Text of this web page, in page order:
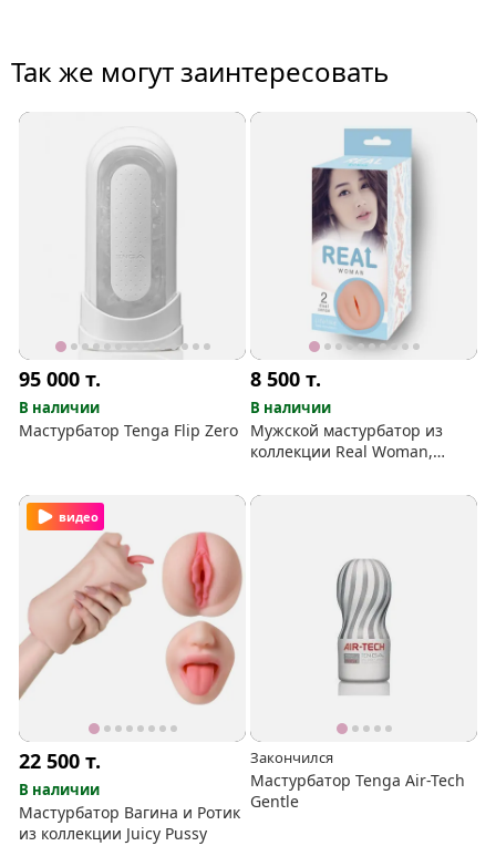
Так же могут заинтересовать
95 000т.
В наличии
Мастурбатор Tenga Flip Zero
8 500т.
В наличии
Мужской мастурбатор из
коллекции Real Woman,
видео
22 500т.
В наличии
Мастурбатор Вагина и Ротик
из коллекции Juicy Pussy
Закончился
Мастурбатор Tenga Air-Tech
Gentle